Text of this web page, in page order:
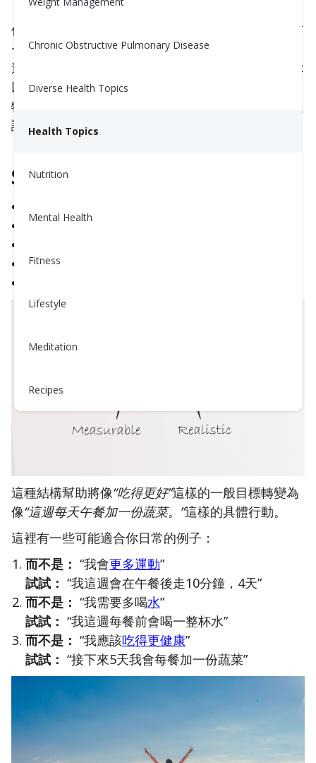
Chronic Obstructive Pulmonary Disease
Diverse Health Topics
Health Topics
Nutrition
Mental Health
Fitness
Lifestyle
Meditation
Recipes
September 17, 2025
你是否注意到當你的照護團隊幫助你設定目標時，有
一種模式？他們可能正在使用SMART目標
這是有充分理由的。此方法是
的，能幫助你
以清晰且可管理的方式取得進展。SMART目標將事
物分解為小而穩定的步驟，讓你能真正遵循，而不是
讓人感到壓力的重大變化。
SMART
可衡量性— 你可以追蹤它
現實性
這種結構幫助將像“吃得更好”這樣的一般目標轉變為
像“這週每天午餐加一份蔬菜。”這樣的具體行動。
這裡有一些可能適合你日常的例子：
而不是： “我會更多運動”
試試： “我這週會在午餐後走10分鐘，4天”
而不是： “我需要多喝水”
試試： “我這週每餐前會喝一整杯水”
而不是： “我應該吃得更健康”
試試： “接下來5天我會每餐加一份蔬菜”